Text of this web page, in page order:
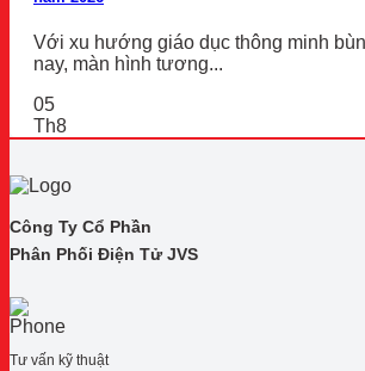
Với xu hướng giáo dục thông minh
nay, màn hình tương...
05
Th8
Công Ty Cổ Phần
Phân Phối Điện Tử JVS
Tư vấn kỹ thuật